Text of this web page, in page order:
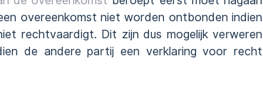
overeenkomst niet worden ontbonden indien
rechtvaardigt. Dit zijn dus mogelijk verweren
de andere partij een verklaring voor recht